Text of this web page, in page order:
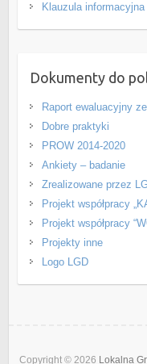
Klauzula informacyjna
Dokumenty do
Raport ewaluacyjny
Dobre praktyki
PROW 2014-2020
Ankiety – badanie
Zrealizowane przez
Projekt współpracy
Projekt współpracy
Projekty inne
Logo LGD
Copyright © 2026 Lokalna